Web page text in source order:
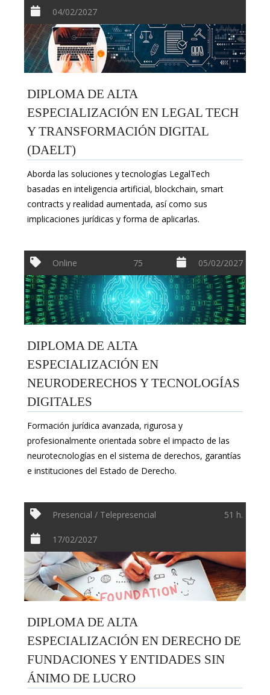
04/02/2027
DIPLOMA DE ALTA
ESPECIALIZACIÓN EN LEGAL TECH
Y TRANSFORMACIÓN DIGITAL
(DAELT)
Aborda las soluciones y tecnologías LegalTech
basadas en inteligencia artificial, blockchain, smart
contracts y realidad aumentada, así como sus
implicaciones jurídicas y forma de aplicarlas.
Online 75 05/02/2027
DIPLOMA DE ALTA
ESPECIALIZACIÓN EN
NEURODERECHOS Y TECNOLOGÍAS
DIGITALES
Formación jurídica avanzada, rigurosa y
profesionalmente orientada sobre el impacto de las
neurotecnologías en el sistema de derechos, garantías
e instituciones del Estado de Derecho.
Presencial / Telepresencial 51 h.
17/02/2027
DIPLOMA DE ALTA
ESPECIALIZACIÓN EN DERECHO DE
FUNDACIONES Y ENTIDADES SIN
ÁNIMO DE LUCRO